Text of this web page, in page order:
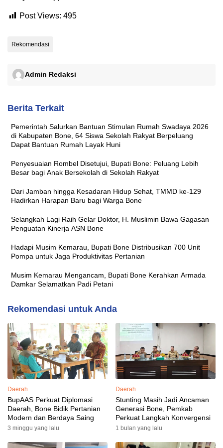
Post Views: 495
Rekomendasi
Admin Redaksi
Berita Terkait
Pemerintah Salurkan Bantuan Stimulan Rumah Swadaya 2026
di Kabupaten Bone, 64 Siswa Sekolah Rakyat Berpeluang
Dapat Bantuan Rumah Layak Huni
Penyesuaian Rombel Disetujui, Bupati Bone: Peluang Lebih
Besar bagi Anak Bersekolah di Sekolah Rakyat
Dari Jamban hingga Kesadaran Hidup Sehat, TMMD ke-129
Hadirkan Harapan Baru bagi Warga Bone
Selangkah Lagi Raih Gelar Doktor, H. Muslimin Bawa Gagasan
Penguatan Kinerja ASN Bone
Hadapi Musim Kemarau, Bupati Bone Distribusikan 700 Unit
Pompa untuk Jaga Produktivitas Pertanian
Musim Kemarau Mengancam, Bupati Bone Kerahkan Armada
Damkar Selamatkan Padi Petani
Rekomendasi untuk Anda
Daerah
BupAAS Perkuat Diplomasi
Daerah, Bone Bidik Pertanian
Modern dan Berdaya Saing
3 minggu yang lalu
Daerah
Stunting Masih Jadi Ancaman
Generasi Bone, Pemkab
Perkuat Langkah Konvergensi
1 bulan yang lalu